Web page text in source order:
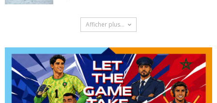
Afficher plus...